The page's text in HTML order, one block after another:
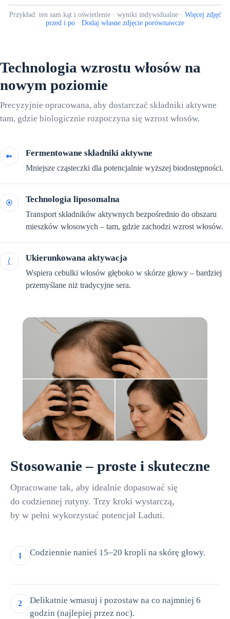
Przykład: ten sam kąt i oświetlenie · wyniki indywidualne · Więcej zdjęć
przed i po · Dodaj własne zdjęcie porównawcze
Technologia wzrostu włosów na
nowym poziomie
Precyzyjnie opracowana, aby dostarczać składniki aktywne
tam, gdzie biologicznie rozpoczyna się wzrost włosów.
Fermentowane składniki aktywne
Mniejsze cząsteczki dla potencjalnie wyższej biodostępności.
Technologia liposomalna
Transport składników aktywnych bezpośrednio do obszaru
mieszków włosowych – tam, gdzie zachodzi wzrost włosów.
Ukierunkowana aktywacja
Wspiera cebulki włosów głęboko w skórze głowy – bardziej
przemyślane niż tradycyjne sera.
Stosowanie – proste i skuteczne
Opracowane tak, aby idealnie dopasować się
do codziennej rutyny. Trzy kroki wystarczą,
by w pełni wykorzystać potencjał Laduti.
1 Codziennie nanieś 15–20 kropli na skórę głowy.
2
Delikatnie wmasuj i pozostaw na co najmniej 6
godzin (najlepiej przez noc).